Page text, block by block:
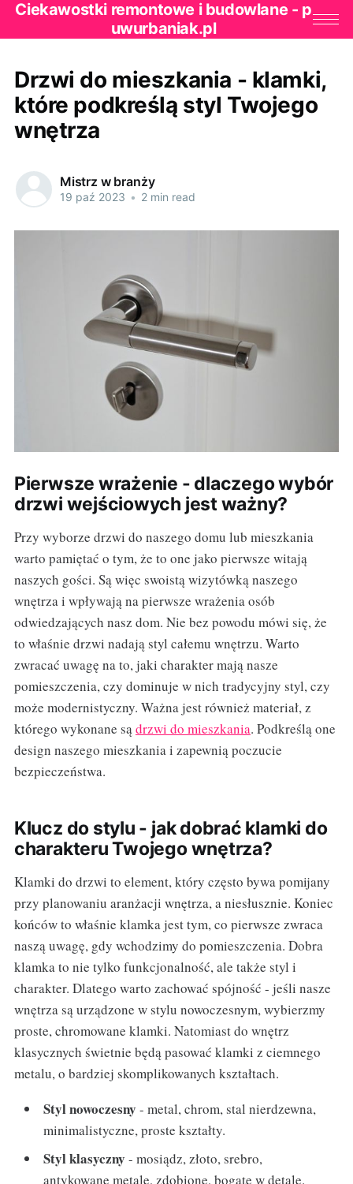
Ciekawostki remontowe i budowlane - p
uwurbaniak.pl
Drzwi do mieszkania - klamki,
które podkreślą styl Twojego
wnętrza
Mistrz w branży
19 paź 2023 • 2 min read
Pierwsze wrażenie - dlaczego wybór
drzwi wejściowych jest ważny?
Przy wyborze drzwi do naszego domu lub mieszkania
warto pamiętać o tym, że to one jako pierwsze witają
naszych gości. Są więc swoistą wizytówką naszego
wnętrza i wpływają na pierwsze wrażenia osób
odwiedzających nasz dom. Nie bez powodu mówi się, że
to właśnie drzwi nadają styl całemu wnętrzu. Warto
zwracać uwagę na to, jaki charakter mają nasze
pomieszczenia, czy dominuje w nich tradycyjny styl, czy
może modernistyczny. Ważna jest również materiał, z
którego wykonane sądrzwi do mieszkania. Podkreślą one
design naszego mieszkania i zapewnią poczucie
bezpieczeństwa.
Klucz do stylu - jak dobrać klamki do
charakteru Twojego wnętrza?
Klamki do drzwi to element, który często bywa pomijany
przy planowaniu aranżacji wnętrza, a niesłusznie. Koniec
końców to właśnie klamka jest tym, co pierwsze zwraca
naszą uwagę, gdy wchodzimy do pomieszczenia. Dobra
klamka to nie tylko funkcjonalność, ale także styl i
charakter. Dlatego warto zachować spójność - jeśli nasze
wnętrza są urządzone w stylu nowoczesnym, wybierzmy
proste, chromowane klamki. Natomiast do wnętrz
klasycznych świetnie będą pasować klamki z ciemnego
metalu, o bardziej skomplikowanych kształtach.
Styl nowoczesny - metal, chrom, stal nierdzewna,
minimalistyczne, proste kształty.
Styl klasyczny - mosiądz, złoto, srebro,
antykowane metale, zdobione, bogate w detale.